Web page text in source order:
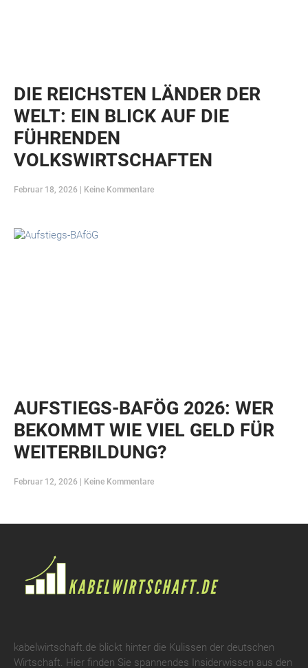
DIE REICHSTEN LÄNDER DER
WELT: EIN BLICK AUF DIE
FÜHRENDEN
VOLKSWIRTSCHAFTEN
Februar 18, 2026 Keine Kommentare
AUFSTIEGS-BAFÖG 2026: WER
BEKOMMT WIE VIEL GELD FÜR
WEITERBILDUNG?
Februar 12, 2026 Keine Kommentare
kabelwirtschaft.de blickt hinter die Kulissen der deutschen
Wirtschaft. Hier finden Sie spannendes Insiderwissen aus den